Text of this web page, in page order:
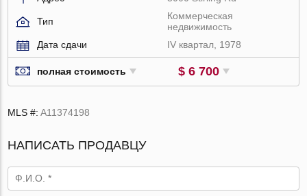
Тип
Коммерческая
недвижимость
Дата сдачи
IV квартал, 1978
полная стоимость $ 6 700
MLS #:A11374198
НАПИСАТЬ ПРОДАВЦУ